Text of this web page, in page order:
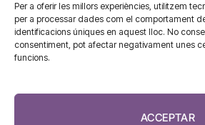
Per a oferir les millors experiències, utilitzem
per a processar dades com el comportament
identificacions úniques en aquest lloc. No
consentiment, pot afectar negativament unes
funcions.
ACCEPTAR
CONTACTA'NS
redaccio@diarisanitat.cat
932 311 247